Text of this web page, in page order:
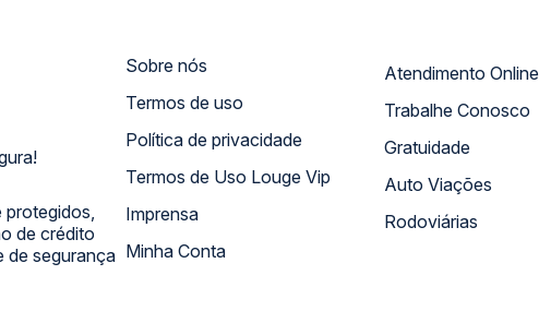
protegidos,
de crédito
de segurança
Sobre nós
Termos de uso
Política de privacidade
Termos de Uso Louge Vip
Imprensa
Minha Conta
Atendimento Online
Trabalhe Conosco
Gratuidade
Auto Viações
Rodoviárias